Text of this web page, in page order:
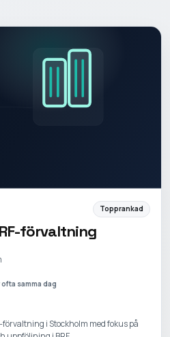
Topprankad
förvaltning
ofta samma dag
i Stockholm med fokus på